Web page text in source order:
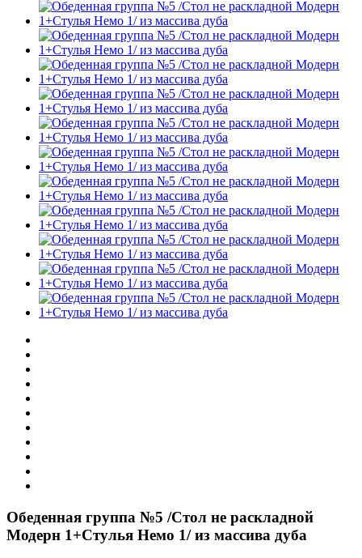
Обеденная группа №5 /Стол не раскладной
Модерн 1+Стулья Немо 1/ из массива дуба